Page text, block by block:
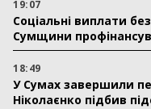
19:07
Соціальні виплати
Сумщини
18:49
У Сумах завершили
Ніколаєнко підбив